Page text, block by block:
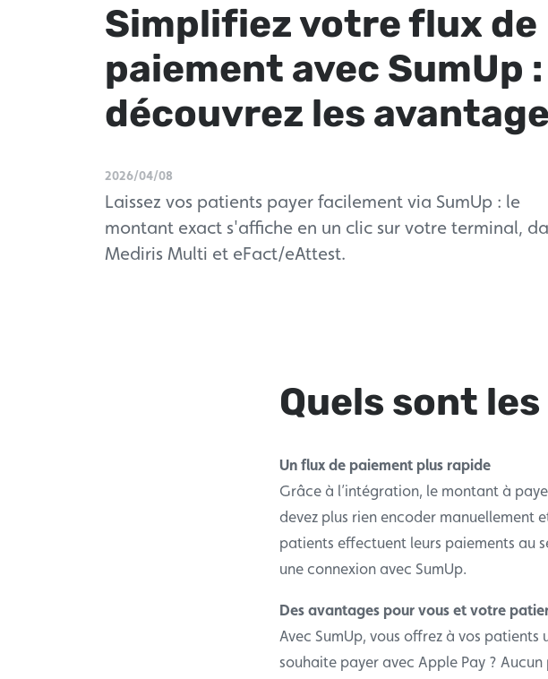
Simplifiez votre flux de
paiement avec SumUp :
découvrez les
2026/04/08
Laissez vos patients payer facilement via SumUp : le
montant exact s'affiche en un clic sur votre terminal,
Mediris Multi et eFact/eAttest.
Quels sont
Un flux de paiement plus rapide
Grâce à l’intégration, le montant à
devez plus rien encoder manuellement
patients effectuent leurs paiements au
une connexion avec SumUp.
Des avantages pour vous et votre
Avec SumUp, vous offrez à vos
souhaite payer avec Apple Pay ?